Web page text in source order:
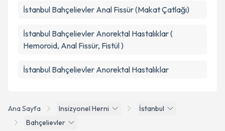
Ana Sayfa Insizyonel Herni
İstanbul
Bahçelievler
İstanbul Bahçelievler Anal Fissür (Makat Çatlağı)
İstanbul Bahçelievler Anorektal Hastalıklar (
Hemoroid, Anal Fissür, Fistül )
İstanbul Bahçelievler Anorektal Hastalıklar